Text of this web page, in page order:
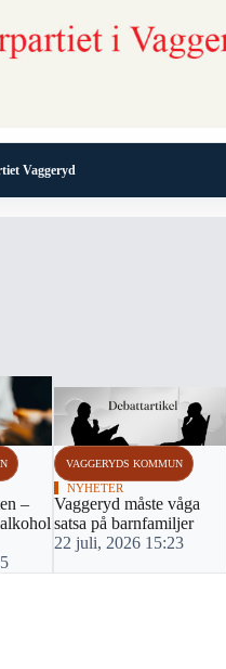
Vaggeryd
–
VAGGERYDS KOMMUN
NYHETER
Vaggeryd måste våga
satsa på barnfamiljer
22 juli, 2026 15:23